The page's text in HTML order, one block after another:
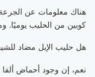
هناك معلومات عن
كوبين من الحليب يوميًا.
هل حليب الإبل مضاد
نعم، إن وجود أحماض